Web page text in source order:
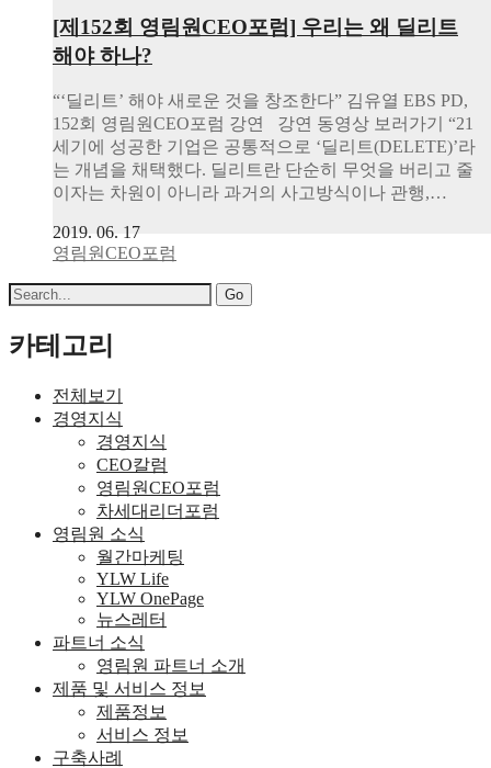
[제152회 영림원CEO포럼] 우리는 왜 딜리트
해야 하나?
“‘딜리트’ 해야 새로운 것을 창조한다” 김유열 EBS PD,
152회 영림원CEO포럼 강연 강연 동영상 보러가기 “21
세기에 성공한 기업은 공통적으로 ‘딜리트(DELETE)’라
는 개념을 채택했다. 딜리트란 단순히 무엇을 버리고 줄
이자는 차원이 아니라 과거의 사고방식이나 관행,…
2019. 06. 17
영림원CEO포럼
Search
for:
카테고리
전체보기
경영지식
경영지식
CEO칼럼
영림원CEO포럼
차세대리더포럼
영림원 소식
월간마케팅
YLW Life
YLW OnePage
뉴스레터
파트너 소식
영림원 파트너 소개
제품 및 서비스 정보
제품정보
서비스 정보
구축사례